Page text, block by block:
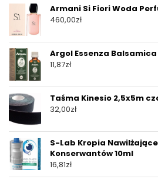
Armani Si Fiori Woda
460,00zł
Argol Essenza Balsamica
11,87zł
Taśma Kinesio 2,5x5m
32,00zł
S-Lab Kropia
Konserwantów 10ml
16,81zł